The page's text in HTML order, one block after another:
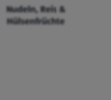
Nudeln, Reis &
Hülsenfrüchte